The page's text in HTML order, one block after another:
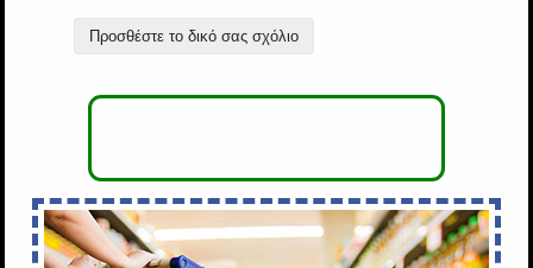
Προσθέστε το δικό σας σχόλιο